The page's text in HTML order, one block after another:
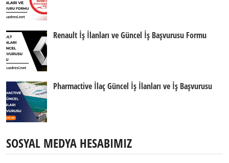
Renault İş İlanları ve Güncel İş Başvurusu Formu
Pharmactive İlaç Güncel İş İlanları ve İş Başvurusu
SOSYAL MEDYA HESABIMIZ